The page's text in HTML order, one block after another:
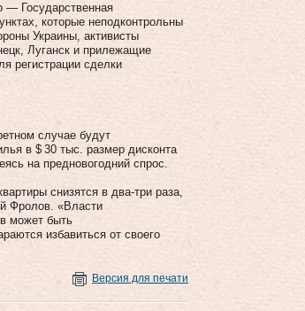
— Государственная
которые неподконтрольны
Украины, активисты
Луганск и прилежащие
регистрации сделки
случае будут
в $ 30 тыс. размер дисконта
на предновогодний спрос.
снизятся в два-три раза,
Фролов. «Власти
может быть
избавиться от своего
Версия для печати